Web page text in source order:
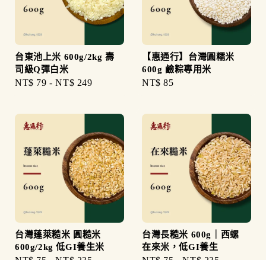
台東池上米 600g/2kg 壽
司級Q彈白米
Regular
NT$ 79 -NT$ 249
【惠通行】台灣圓糯米
600g 鹼粽專用米
Regular
NT$ 85
台灣蓬萊糙米 圓糙米
600g/2kg 低GI養生米
台灣長糙米 600g｜西螺
在來米，低GI養生